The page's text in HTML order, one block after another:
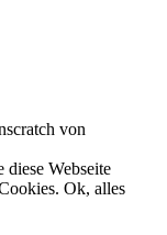
von
diese Webseite
Ok, alles